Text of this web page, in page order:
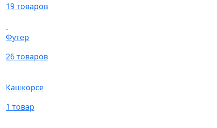
19 товаров
Футер
26 товаров
Кашкорсе
1 товар